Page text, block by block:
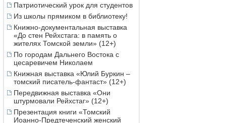
Патриотический урок для студентов
Из школы прямиком в библиотеку!
Книжно-документальная выставка
«До стен Рейхстага: в память о
жителях Томской земли» (12+)
По городам Дальнего Востока с
цесаревичем Николаем
Книжная выставка «Юлий Буркин –
томский писатель-фантаст» (12+)
Передвижная выставка «Они
штурмовали Рейхстаг» (12+)
Презентация книги «Томский
Иоанно-Предтеченский женский